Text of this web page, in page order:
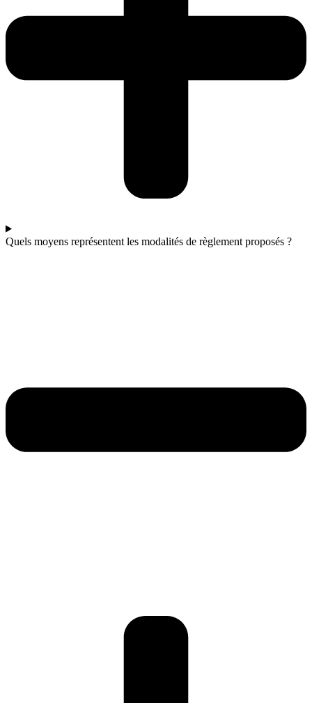
Quels moyens représentent les modalités de règlement proposés ?